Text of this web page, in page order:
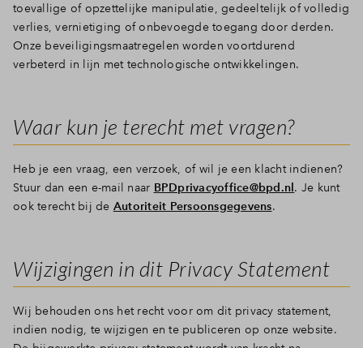
toevallige of opzettelijke manipulatie, gedeeltelijk of volledig
verlies, vernietiging of onbevoegde toegang door derden.
Onze beveiligingsmaatregelen worden voortdurend
verbeterd in lijn met technologische ontwikkelingen.
Waar kun je terecht met vragen?
Heb je een vraag, een verzoek, of wil je een klacht indienen?
Stuur dan een e-mail naar BPDprivacyoffice@bpd.nl. Je kunt
ook terecht bij de Autoriteit Persoonsgegevens.
Wijzigingen in dit Privacy Statement
Wij behouden ons het recht voor om dit privacy statement,
indien nodig, te wijzigen en te publiceren op onze website.